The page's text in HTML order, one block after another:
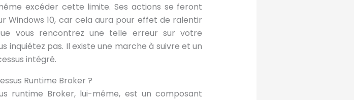
excéder cette limite. Ses actions se feront
10, car cela aura pour effet de ralentir
vous rencontrez une telle erreur sur votre
inquiétez pas. Il existe une marche à suivre et un
intégré.
Runtime Broker ?
runtime Broker, lui-même, est un composant